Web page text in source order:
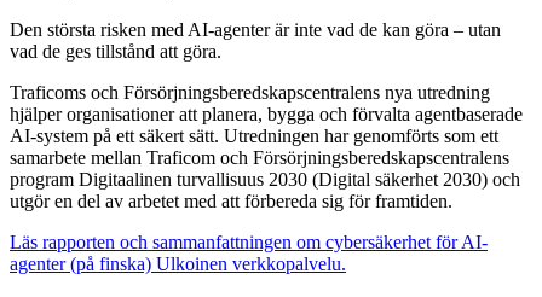
Den största risken med AI-agenter är inte vad de kan göra – utan
vad de ges tillstånd att göra.
Traficoms och Försörjningsberedskapscentralens nya utredning
hjälper organisationer att planera, bygga och förvalta agentbaserade
AI-system på ett säkert sätt. Utredningen har genomförts som ett
samarbete mellan Traficom och Försörjningsberedskapscentralens
program Digitaalinen turvallisuus 2030 (Digital säkerhet 2030) och
utgör en del av arbetet med att förbereda sig för framtiden.
Läs rapporten och sammanfattningen om cybersäkerhet för AI-
agenter (på finska) Ulkoinen verkkopalvelu.